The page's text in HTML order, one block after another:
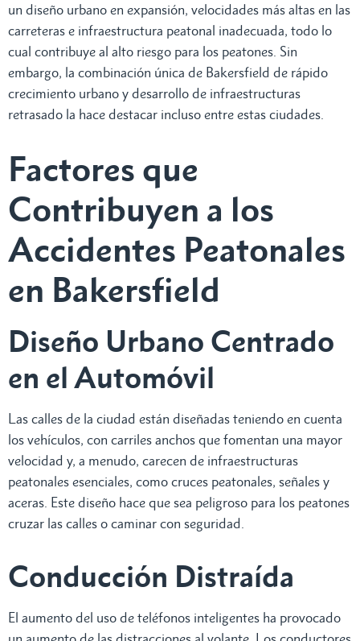
un diseño urbano en expansión, velocidades más altas en las
carreteras e infraestructura peatonal inadecuada, todo lo
cual contribuye al alto riesgo para los peatones. Sin
embargo, la combinación única de Bakersfield de rápido
crecimiento urbano y desarrollo de infraestructuras
retrasado la hace destacar incluso entre estas ciudades.
Factores que
Contribuyen a los
Accidentes Peatonales
en Bakersfield
Diseño Urbano Centrado
en el Automóvil
Las calles de la ciudad están diseñadas teniendo en cuenta
los vehículos, con carriles anchos que fomentan una mayor
velocidad y, a menudo, carecen de infraestructuras
peatonales esenciales, como cruces peatonales, señales y
aceras. Este diseño hace que sea peligroso para los peatones
cruzar las calles o caminar con seguridad.
Conducción Distraída
El aumento del uso de teléfonos inteligentes ha provocado